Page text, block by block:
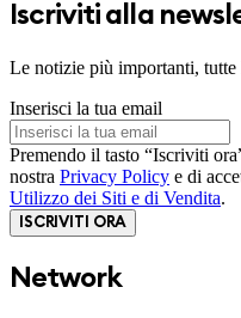
Iscriviti alla
Le notizie più importanti, tutte
Inserisci la tua email
Premendo il tasto “Iscriviti
nostra Privacy Policy e di
Utilizzo dei Siti e di Vendita.
ISCRIVITI ORA
Network